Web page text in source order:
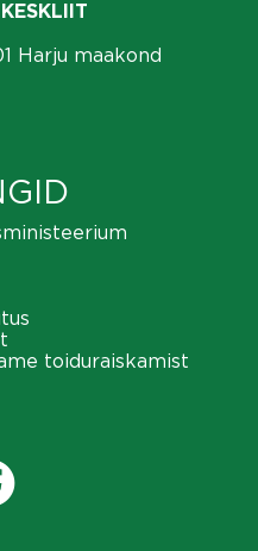
Harju maakond
toiduraiskamist